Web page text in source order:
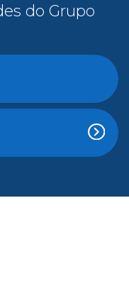
do Grupo